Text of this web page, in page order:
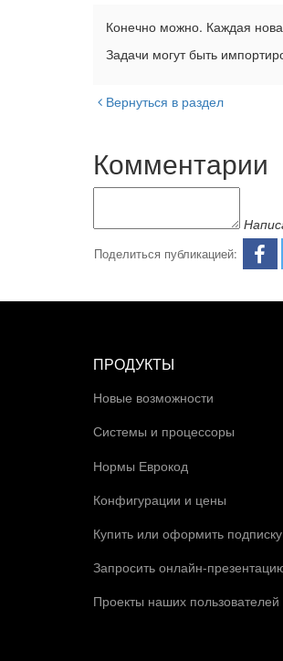
Конечно можно. Каждая
Задачи могут быть
Вернуться в раздел
Комментарии
Поделиться публикацией:
ПРОДУКТЫ
Новые возможности
Системы и процессоры
Нормы Еврокод
Конфигурации и цены
Купить или оформить подписку
Запросить онлайн-
Проекты наших пользователей